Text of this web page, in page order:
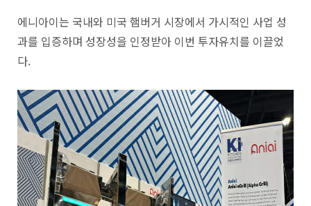
에니아이는 국내와 미국 햄버거 시장에서 가시적인 사업 성
과를 입증하며 성장성을 인정받아 이번 투자유치를 이끌었
다.